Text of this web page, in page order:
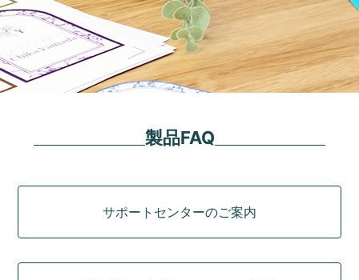
製品FAQ
サポートセンターのご案内